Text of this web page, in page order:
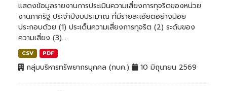
แสดงข้อมูลรายงานการประเมินความเสี่ยงการทุจริตของหน่วย
งานภาครัฐ ประจำปีงบประมาณ ที่มีรายละเอียดอย่างน้อย
ประกอบด้วย (1) ประเด็นความเสี่ยงการทุจริต (2) ระดับของ
ความเสี่ยง (3)...
CSV PDF
กลุ่มบริหารทรัพยากรบุคคล (กบค.) 10 มิถุนายน 2569